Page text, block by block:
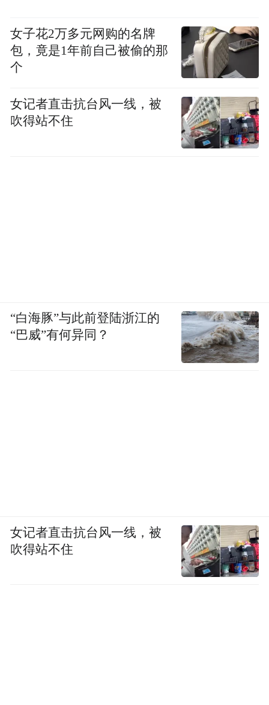
女子花2万多元网购的名牌
包，竟是1年前自己被偷的那
个
女记者直击抗台风一线，被
吹得站不住
“白海豚”与此前登陆浙江的
“巴威”有何异同？
女记者直击抗台风一线，被
吹得站不住